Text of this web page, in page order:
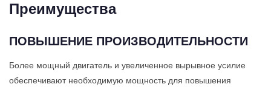
Преимущества
ПОВЫШЕНИЕ ПРОИЗВОДИТЕЛЬНОСТИ
Более мощный двигатель и увеличенное вырывное усилие
обеспечивают необходимую мощность для повышения